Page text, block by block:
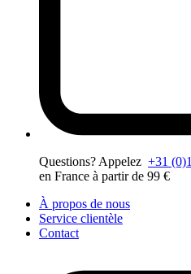
Questions? Appelez +31
en France à partir de 99 €
À propos de nous
Service clientèle
Contact